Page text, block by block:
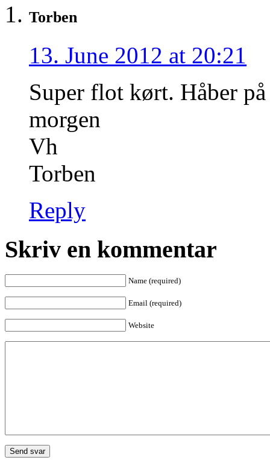
Torben
13. June 2012 at 20:21
Super flot kørt. Håber
morgen
Vh
Torben
Reply
Skriv en kommentar
Name (required)
Email (required)
Website